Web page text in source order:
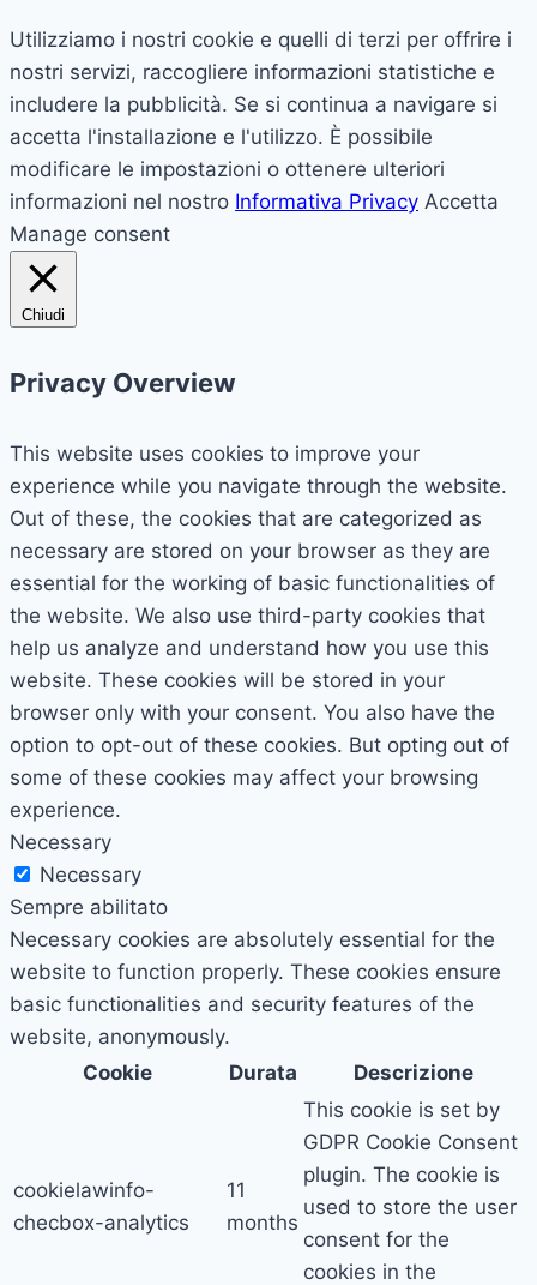
Utilizziamo i nostri cookie e quelli di terzi per offrire i
nostri servizi, raccogliere informazioni statistiche e
includere la pubblicità. Se si continua a navigare si
accetta l'installazione e l'utilizzo. È possibile
modificare le impostazioni o ottenere ulteriori
informazioni nel nostro Informativa Privacy Accetta
Manage consent
Chiudi
Privacy Overview
This website uses cookies to improve your
experience while you navigate through the website.
Out of these, the cookies that are categorized as
necessary are stored on your browser as they are
essential for the working of basic functionalities of
the website. We also use third-party cookies that
help us analyze and understand how you use this
website. These cookies will be stored in your
browser only with your consent. You also have the
option to opt-out of these cookies. But opting out of
some of these cookies may affect your browsing
experience.
Necessary
Necessary
Sempre abilitato
Necessary cookies are absolutely essential for the
website to function properly. These cookies ensure
basic functionalities and security features of the
website, anonymously.
Cookie
Durata Descrizione
cookielawinfo-
checbox-analytics
11
months
This cookie is set by
GDPR Cookie Consent
plugin. The cookie is
used to store the user
consent for the
cookies in the